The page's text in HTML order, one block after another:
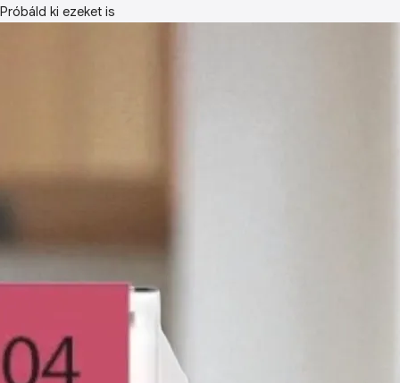
Próbáld ki ezeket is